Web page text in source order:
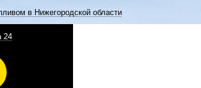
в Нижегородской области
24